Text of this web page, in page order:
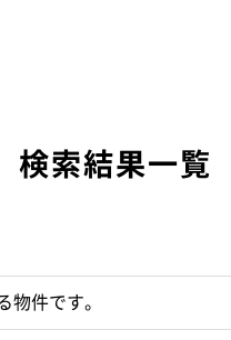
検索結果一覧
件です。